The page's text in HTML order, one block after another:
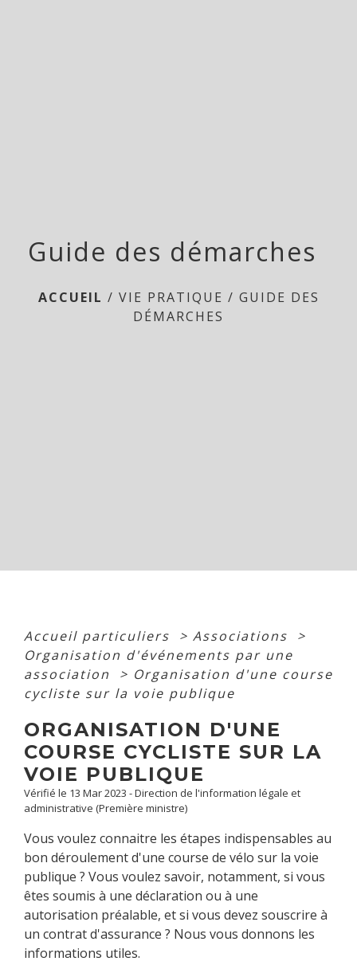
Guide des démarches
ACCUEIL / VIE PRATIQUE / GUIDE DES
DÉMARCHES
Accueil particuliers > Associations
>
Organisation d'événements par une
association
> Organisation d'une course
cycliste sur la voie publique
ORGANISATION D'UNE
COURSE CYCLISTE SUR LA
VOIE PUBLIQUE
Vérifié le 13 Mar 2023 - Direction de l'information légale et
administrative (Première ministre)
Vous voulez connaitre les étapes indispensables au
bon déroulement d'une course de vélo sur la voie
publique ? Vous voulez savoir, notamment, si vous
êtes soumis à une déclaration ou à une
autorisation préalable, et si vous devez souscrire à
un contrat d'assurance ? Nous vous donnons les
informations utiles.